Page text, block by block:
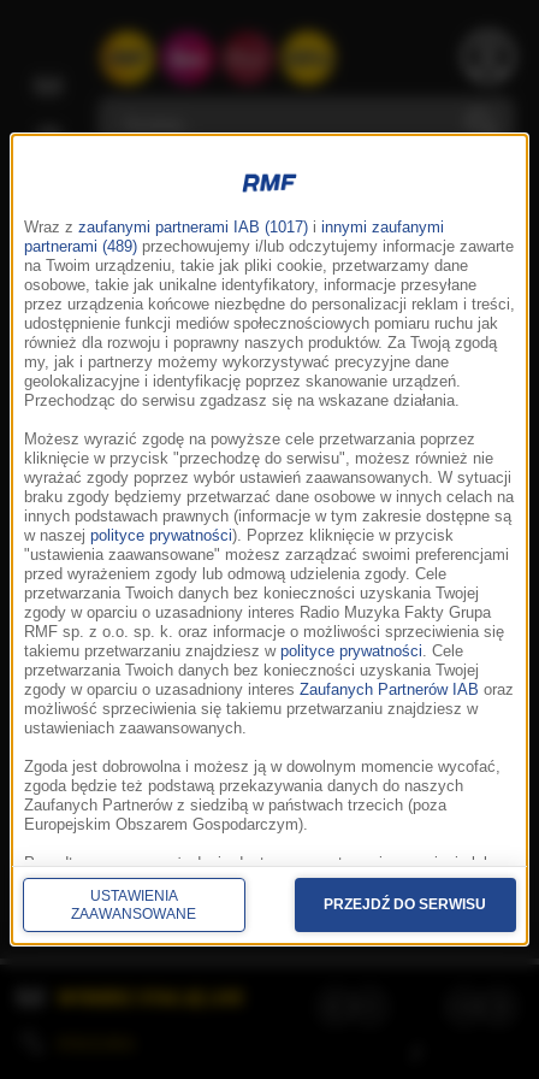
Korzystanie z portalu oznacza akceptację
Prywatność.Aplikacje.© 2026 Radio Muzyka
Fakty Grupa RMF sp. z o.o. sp. k.
Wraz z zaufanymi partnerami IAB (1017) i innymi zaufanymi
partnerami (489) przechowujemy i/lub odczytujemy informacje zawarte
na Twoim urządzeniu, takie jak pliki cookie, przetwarzamy dane
osobowe, takie jak unikalne identyfikatory, informacje przesyłane
przez urządzenia końcowe niezbędne do personalizacji reklam i treści,
udostępnienie funkcji mediów społecznościowych pomiaru ruchu jak
również dla rozwoju i poprawny naszych produktów. Za Twoją zgodą
my, jak i partnerzy możemy wykorzystywać precyzyjne dane
geolokalizacyjne i identyfikację poprzez skanowanie urządzeń.
Przechodząc do serwisu zgadzasz się na wskazane działania.
Możesz wyrazić zgodę na powyższe cele przetwarzania poprzez
kliknięcie w przycisk "przechodzę do serwisu", możesz również nie
wyrażać zgody poprzez wybór ustawień zaawansowanych. W sytuacji
braku zgody będziemy przetwarzać dane osobowe w innych celach na
innych podstawach prawnych (informacje w tym zakresie dostępne są
w naszej polityce prywatności). Poprzez kliknięcie w przycisk
"ustawienia zaawansowane" możesz zarządzać swoimi preferencjami
przed wyrażeniem zgody lub odmową udzielenia zgody. Cele
przetwarzania Twoich danych bez konieczności uzyskania Twojej
zgody w oparciu o uzasadniony interes Radio Muzyka Fakty Grupa
RMF sp. z o.o. sp. k. oraz informacje o możliwości sprzeciwienia się
takiemu przetwarzaniu znajdziesz w polityce prywatności. Cele
przetwarzania Twoich danych bez konieczności uzyskania Twojej
zgody w oparciu o uzasadniony interes Zaufanych Partnerów IAB oraz
możliwość sprzeciwienia się takiemu przetwarzaniu znajdziesz w
ustawieniach zaawansowanych.
Zgoda jest dobrowolna i możesz ją w dowolnym momencie wycofać,
zgoda będzie też podstawą przekazywania danych do naszych
Zaufanych Partnerów z siedzibą w państwach trzecich (poza
Europejskim Obszarem Gospodarczym).
Ponadto masz prawo żądania dostępu, sprostowania, usunięcia lub
ograniczenia przetwarzania danych, a także złożenia skargi do
Prezesa Urzędu Ochrony Danych Osobowych. W polityce prywatności
znajdziesz informacje jak wykonać swoje prawa. Szczegółowe
informacje na temat przetwarzania Twoich danych znajdują się w
USTAWIENIA
ZAAWANSOWANE
PRZEJDŹ DO SERWISU